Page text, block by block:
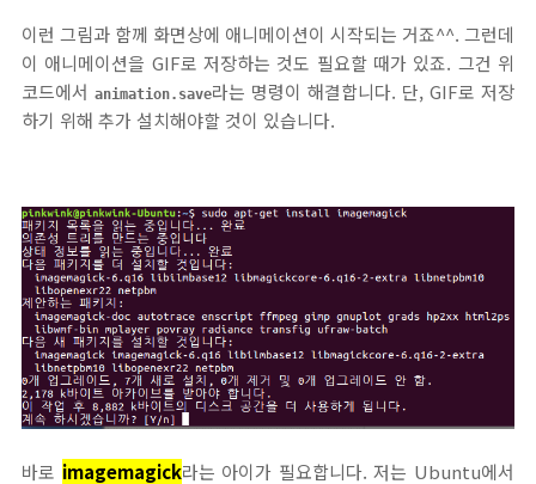
이런 그림과 함께 화면상에 애니메이션이 시작되는 거죠^^. 그런데
이 애니메이션을 GIF로 저장하는 것도 필요할 때가 있죠. 그건 위
코드에서 animation.save라는 명령이 해결합니다. 단, GIF로 저장
하기 위해 추가 설치해야할 것이 있습니다.
바로 imagemagick라는 아이가 필요합니다. 저는 Ubuntu에서